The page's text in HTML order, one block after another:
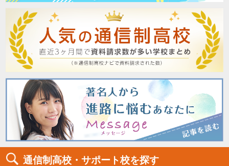
通信制高校・サポート校を探す